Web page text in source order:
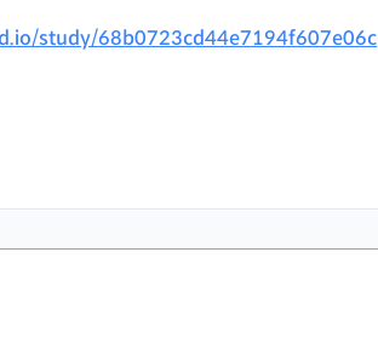
study/68b0723cd44e7194f607e06c